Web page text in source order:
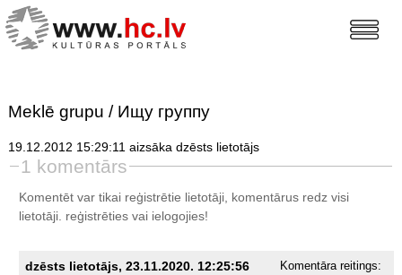
Meklē grupu / Ищу группу
19.12.2012 15:29:11 aizsāka dzēsts lietotājs
1 komentārs
Komentēt var tikai reģistrētie lietotāji, komentārus redz visi
lietotāji. reģistrētiesvai ielogojies!
dzēsts lietotājs, 23.11.2020. 12:25:56
Komentāra reitings: